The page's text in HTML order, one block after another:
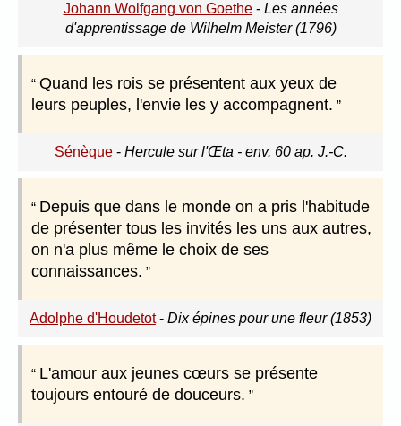
Johann Wolfgang von Goethe- Les années
d'apprentissage de Wilhelm Meister (1796)
Quand les rois se présentent aux yeux de
leurs peuples, l'envie les y accompagnent.
Sénèque- Hercule sur l'Œta - env. 60 ap. J.-C.
Depuis que dans le monde on a pris l'habitude
de présenter tous les invités les uns aux autres,
on n'a plus même le choix de ses
connaissances.
Adolphe d'Houdetot- Dix épines pour une fleur (1853)
L'amour aux jeunes cœurs se présente
toujours entouré de douceurs.